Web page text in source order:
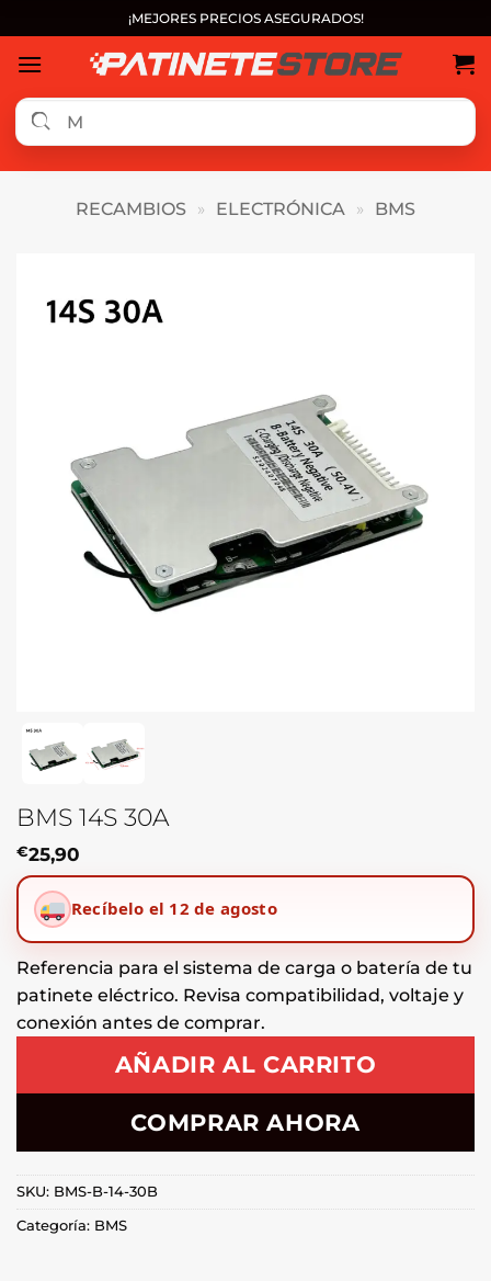
al
contenido
¡MEJORES PRECIOS ASEGURADOS!
RECAMBIOS » ELECTRÓNICA » BMS
BMS 14S 30A
€25,90
Recíbelo el 12 de agosto
Referencia para el sistema de carga o batería de tu
patinete eléctrico. Revisa compatibilidad, voltaje y
conexión antes de comprar.
AÑADIR AL CARRITO
COMPRAR AHORA
SKU: BMS-B-14-30B
Categoría: BMS